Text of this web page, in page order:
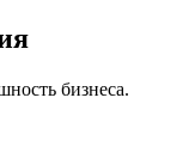
бизнеса.